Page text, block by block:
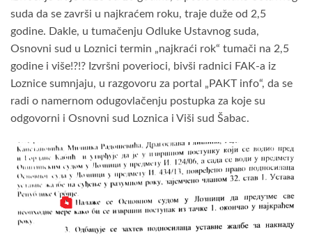
suda da se završi u najkraćem roku, traje duže od 2,5
godine. Dakle, u tumačenju Odluke Ustavnog suda,
Osnovni sud u Loznici termin „najkraći rok“ tumači na 2,5
godine i više!?!? Izvršni poverioci, bivši radnici FAK-a iz
Loznice sumnjaju, u razgovoru za portal „PAKT info“, da se
radi o namernom odugovlačenju postupka za koje su
odgovorni i Osnovni sud Loznica i Viši sud Šabac.